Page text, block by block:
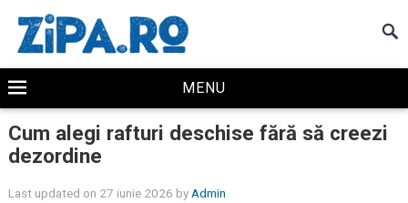
MENU
Cum alegi rafturi deschise fără să creezi
dezordine
Last updated on 27 iunie 2026 by Admin